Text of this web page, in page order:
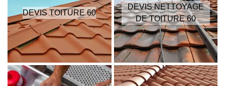
DEVIS TOITURE 60
DEVIS NETTOYAGE
DE TOITURE 60